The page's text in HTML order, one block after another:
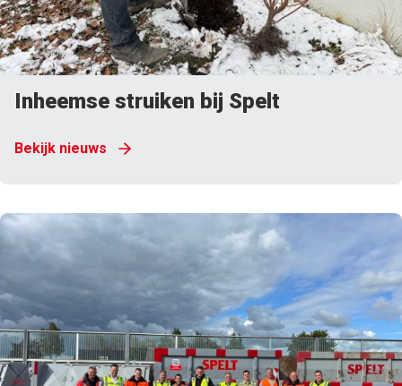
Inheemse struiken bij Spelt
Bekijk nieuws